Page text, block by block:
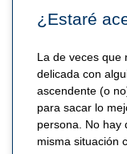
¿Estaré
La de veces que
delicada con
ascendente (o
para sacar lo
persona. No hay
misma situación